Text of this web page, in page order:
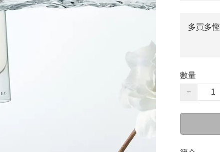
多買多慳
數量
−